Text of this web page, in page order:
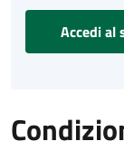
Accedi al